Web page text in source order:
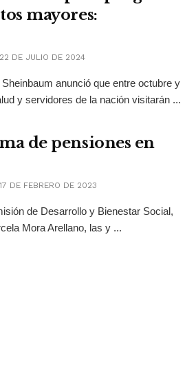
mayores:
DE JULIO DE 2024
anunció que entre octubre y
y servidores de la nación visitarán ...
de pensiones en
DE FEBRERO DE 2023
de Desarrollo y Bienestar Social,
Mora Arellano, las y ...